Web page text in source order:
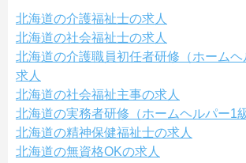
北海道の介護福祉士の求人
北海道の社会福祉士の求人
北海道の介護職員初任者研修（ホーム
求人
北海道の社会福祉主事の求人
北海道の実務者研修（ホームヘルパー1
北海道の精神保健福祉士の求人
北海道の無資格OKの求人